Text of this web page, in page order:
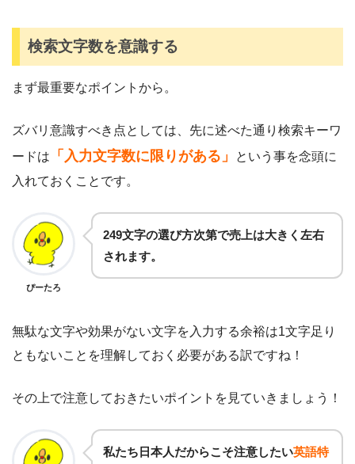
検索文字数を意識する
まず最重要なポイントから。
ズバリ意識すべき点としては、先に述べた通り検索キーワ
ードは
「入力文字数に限りがある」
という事を念頭に
入れておくことです。
ぴーたろ
249文字の選び方次第で売上は大きく左右
されます。
無駄な文字や効果がない文字を入力する余裕は1文字足り
ともないことを理解しておく必要がある訳ですね！
その上で注意しておきたいポイントを見ていきましょう！
私たち日本人だからこそ注意したい英語特